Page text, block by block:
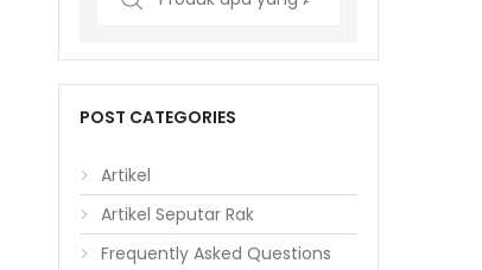
POST CATEGORIES
Artikel
Artikel Seputar Rak
Frequently Asked Questions